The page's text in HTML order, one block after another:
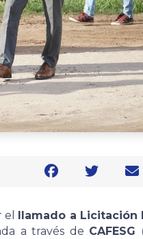
llamado a Licitación
a través de